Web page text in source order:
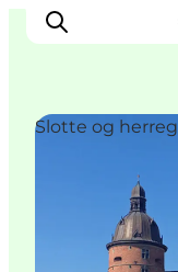
Byer og
Events
Slotte og